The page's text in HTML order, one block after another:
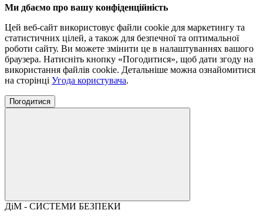
Ми дбаємо про вашу конфіденційність
Цей веб-сайт використовує файли cookie для маркетингу та
статистичних цілей, а також для безпечної та оптимальної
роботи сайту. Ви можете змінити це в налаштуваннях вашого
браузера. Натисніть кнопку «Погодитися», щоб дати згоду на
використання файлів cookie. Детальніше можна ознайомитися
на сторінці Угода користувача.
Погодитися
ДіМ - СИСТЕМИ БЕЗПЕКИ